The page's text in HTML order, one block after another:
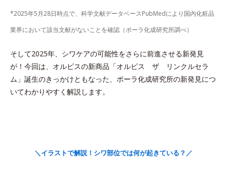
*2025年5月28日時点で、科学文献データベースPubMedにより国内化粧品
業界において該当文献がないことを確認（ポーラ化成研究所調べ）
そして2025年、シワケアの可能性をさらに前進させる新発見
が！今回は、オルビスの新商品「オルビス ザ リンクルセラ
ム」誕生のきっかけともなった、ポーラ化成研究所の新発見につ
いてわかりやすく解説します。
＼イラストで解説！シワ部位では何が起きている？／